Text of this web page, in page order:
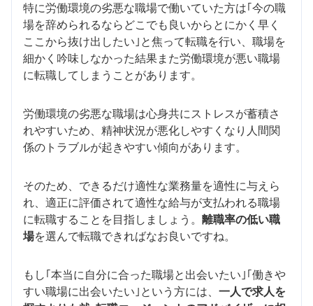
特に労働環境の劣悪な職場で働いていた方は｢今の職
場を辞められるならどこでも良いからとにかく早く
ここから抜け出したい｣と焦って転職を行い、職場を
細かく吟味しなかった結果また労働環境が悪い職場
に転職してしまうことがあります。
労働環境の劣悪な職場は心身共にストレスが蓄積さ
れやすいため、精神状況が悪化しやすくなり人間関
係のトラブルが起きやすい傾向があります。
そのため、できるだけ適性な業務量を適性に与えら
れ、適正に評価されて適性な給与が支払われる職場
に転職することを目指しましょう。 離職率の低い職
場を選んで転職できればなお良いですね。
もし｢本当に自分に合った職場と出会いたい｣｢働きや
すい職場に出会いたい｣という方には、 一人で求人を